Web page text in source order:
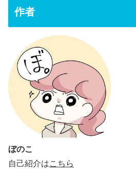
作者
ぼのこ
自己紹介はこちら